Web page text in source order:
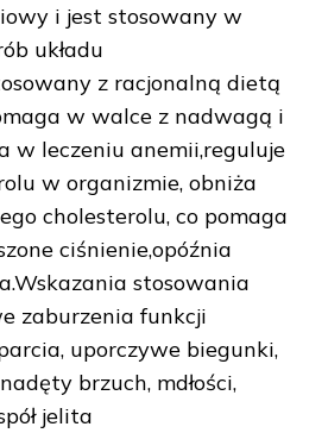
i jest stosowany w
układu
z racjonalną dietą
w walce z nadwagą i
w leczeniu anemii,reguluje
w organizmie, obniża
cholesterolu, co pomaga
ciśnienie,opóźnia
stosowania
zaburzenia funkcji
uporczywe biegunki,
brzuch, mdłości,
jelita